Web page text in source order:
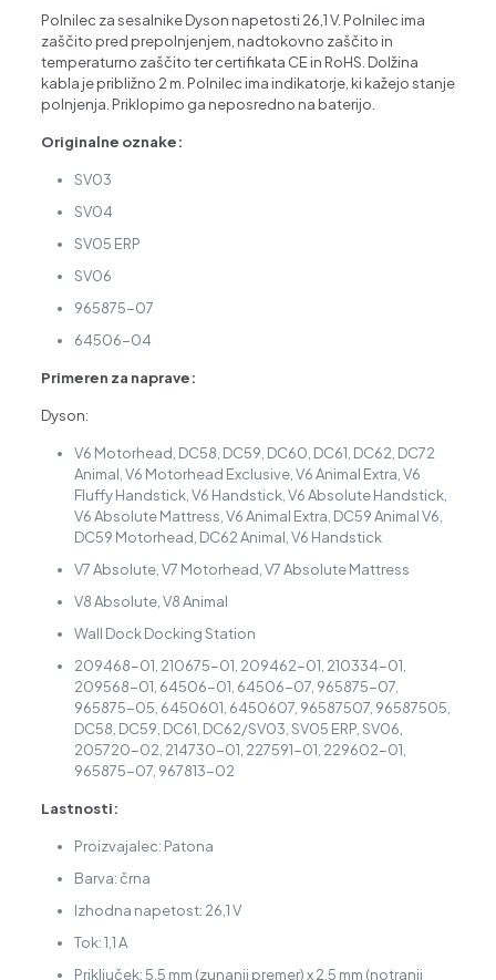
Polnilec za sesalnike Dyson napetosti 26,1 V. Polnilec ima
zaščito pred prepolnjenjem, nadtokovno zaščito in
temperaturno zaščito ter certifikata CE in RoHS. Dolžina
kabla je približno 2 m. Polnilec ima indikatorje, ki kažejo stanje
polnjenja. Priklopimo ga neposredno na baterijo.
Originalne oznake:
SV03
SV04
SV05 ERP
SV06
965875-07
64506-04
Primeren za naprave:
Dyson:
V6 Motorhead, DC58, DC59, DC60, DC61, DC62, DC72
Animal, V6 Motorhead Exclusive, V6 Animal Extra, V6
Fluffy Handstick, V6 Handstick, V6 Absolute Handstick,
V6 Absolute Mattress, V6 Animal Extra, DC59 Animal V6,
DC59 Motorhead, DC62 Animal, V6 Handstick
V7 Absolute, V7 Motorhead, V7 Absolute Mattress
V8 Absolute, V8 Animal
Wall Dock Docking Station
209468-01, 210675-01, 209462-01, 210334-01,
209568-01, 64506-01, 64506-07, 965875-07,
965875-05, 6450601, 6450607, 96587507, 96587505,
DC58, DC59, DC61, DC62/SV03, SV05 ERP, SV06,
205720-02, 214730-01, 227591-01, 229602-01,
965875-07, 967813-02
Lastnosti:
Proizvajalec: Patona
Barva: črna
Izhodna napetost: 26,1 V
Tok: 1,1 A
Priključek: 5,5 mm (zunanji premer) x 2,5 mm (notranji